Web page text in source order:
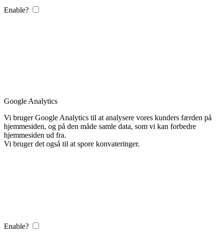
Enable?
Google Analytics
Vi bruger Google Analytics til at analysere vores kunders færden på
hjemmesiden, og på den måde samle data, som vi kan forbedre
hjemmesiden ud fra.
Vi bruger det også til at spore konvateringer.
Enable?